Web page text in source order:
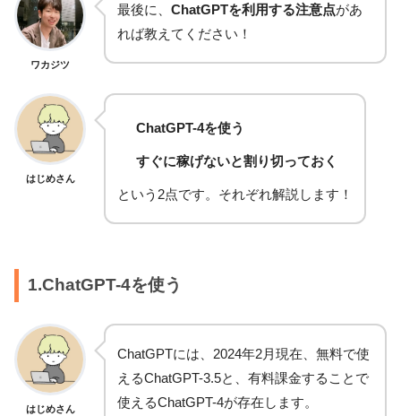
ワカジツ
最後に、 ChatGPTを利用する注意点があ
れば教えてください！
はじめさん
ChatGPT-4を使う
すぐに稼げないと割り切っておく
という2点です。それぞれ解説します！
1.ChatGPT-4を使う
はじめさん
ChatGPTには、2024年2月現在、無料で使
えるChatGPT-3.5と、有料課金することで
使えるChatGPT-4が存在します。